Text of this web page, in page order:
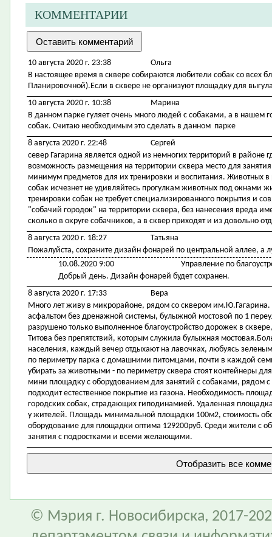
КОММЕНТАРИИ
10 августа 2020 г. 23:38
Ольга
В настоящее время в сквере собираются любители собак со всех
Планировочной).Если в сквере не организуют площадку для
10 августа 2020 г. 10:38
Марина
В данном парке гуляет очень много людей с собаками, а в нашем
собак. Считаю необходимым это сделать в данном парке
8 августа 2020 г. 22:48
Сергей
север Гагарина является одной из немногих территорий в районе
возможность размещения на территории сквера место для
минимум предметов для их тренировки и воспитания. Животных в
собак исчезнет не удивляйтесь прогулкам животных под
тренировки собак не требует специализированного покрытия и
"собачий городок" на территории сквера, без нанесения вреда
сколько в округе собачников, а в сквер приходят и из довольно
8 августа 2020 г. 18:27
Татьяна
Пожалуйста, сохраните дизайн фонарей по центральной аллее, а
10.08.2020 9:00
Управление по
Добрый день. Дизайн фонарей будет сохранен.
8 августа 2020 г. 17:33
Вера
Много лет живу в микрорайоне, рядом со сквером
асфальтом без дренажной системы, булыжной мостовой по 1
разрушено только выполненное благоустройство дорожек в
Титова без препятствий, которым служила булыжная
населения, каждый вечер отдыхают на лавочках, любуясь
по периметру парка с домашними питомцами, почти в каждой
убирать за животными - по периметру сквера стоят контейнеры
мини площадку с оборудованием для занятий с собаками, рядом
подходит естественное покрытие из газона. Необходимость
городских собак, страдающих гиподинамией. Удаленная
у жителей. Площадь минимальной площадки 100м2, стоимость
оборудование для площадки оптима 129200руб. Среди жители с
занятия с подростками и всеми желающими.
© Мэрия г. Новосибирска, 2017-